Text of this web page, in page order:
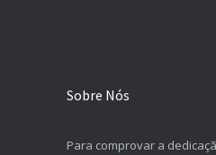
Sobre Nós
Para comprovar a